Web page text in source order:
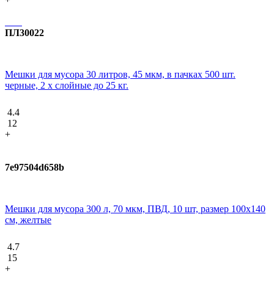
ПЛ30022
Мешки для мусора 30 литров, 45 мкм, в пачках 500 шт.
черные, 2 х слойные до 25 кг.
4.4
12
+
7e97504d658b
Мешки для мусора 300 л, 70 мкм, ПВД, 10 шт, размер 100х140
см, желтые
4.7
15
+